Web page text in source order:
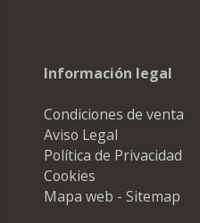
Información legal
Condiciones de venta
Aviso Legal
Política de Privacidad
Cookies
Mapa web - Sitemap